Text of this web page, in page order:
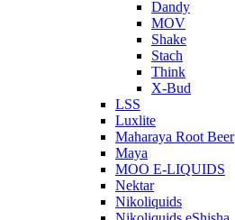
Dandy
MOV
Shake
Stach
Think
X-Bud
LSS
Luxlite
Maharaya Root Beer
Maya
MOO E-LIQUIDS
Nektar
Nikoliquids